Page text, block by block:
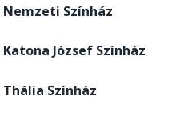
Nemzeti Színház
Katona József Színház
Thália Színház